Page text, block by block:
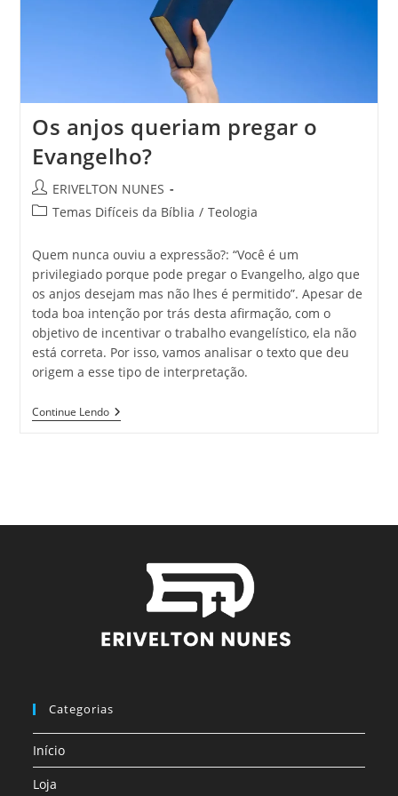
Os anjos queriam pregar o
Evangelho?
ERIVELTON NUNES
Temas Difíceis da Bíblia / Teologia
Quem nunca ouviu a expressão?: “Você é um
privilegiado porque pode pregar o Evangelho, algo que
os anjos desejam mas não lhes é permitido”. Apesar de
toda boa intenção por trás desta afirmação, com o
objetivo de incentivar o trabalho evangelístico, ela não
está correta. Por isso, vamos analisar o texto que deu
origem a esse tipo de interpretação.
Continue Lendo
Categorias
Início
Loja